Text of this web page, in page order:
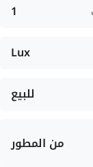
1
Lux
للبيع
من المطور